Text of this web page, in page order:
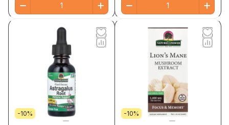
-10% -10%